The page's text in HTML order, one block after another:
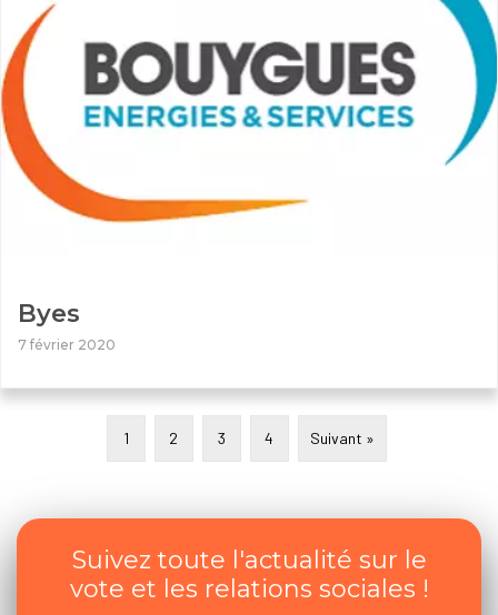
Byes
7 février 2020
1 2 3 4 Suivant »
Suivez toute l'actualité sur le
vote et les relations sociales !